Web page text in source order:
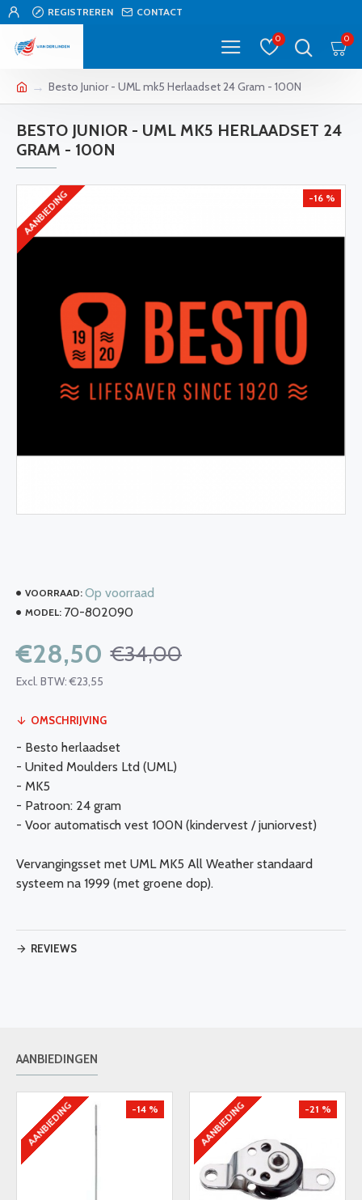
REGISTREREN CONTACT
0 0
Besto Junior - UML mk5 Herlaadset 24 Gram - 100N
BESTO JUNIOR - UML MK5 HERLAADSET 24
GRAM - 100N
AANBIEDING -16 %
VOORRAAD: Op voorraad
MODEL: 70-802090
€28,50 €34,00
Excl. BTW: €23,55
OMSCHRIJVING
- Besto herlaadset
- United Moulders Ltd (UML)
- MK5
- Patroon: 24 gram
- Voor automatisch vest 100N (kindervest / juniorvest)
Vervangingsset met UML MK5 All Weather standaard
systeem na 1999 (met groene dop).
REVIEWS
AANBIEDINGEN
AANBIEDING -14 % AANBIEDING -21 %